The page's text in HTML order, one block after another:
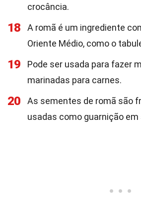
crocância.
18
A romã é um ingrediente
Oriente Médio, como o
19
Pode ser usada para fazer
marinadas para carnes.
20
As sementes de romã são
usadas como guarnição